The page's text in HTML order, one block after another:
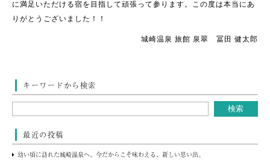
に満足いただける宿を目指して頑張って参ります。この度は本当にあ
りがとうございました！！
城崎温泉 旅館 泉翠 冨田 健太郎
キーワードから検索
最近の投稿
幼い頃に訪れた城崎温泉へ。今だからこそ味わえる、新しい思い出。